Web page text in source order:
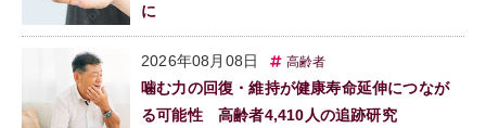
に
2026年08月08日 高齢者
噛む力の回復・維持が健康寿命延伸につなが
る可能性 高齢者4,410人の追跡研究